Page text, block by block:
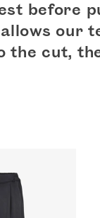
before
our
the cut,